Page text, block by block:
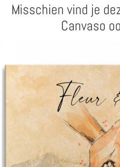
Misschien vind je
Canvaso